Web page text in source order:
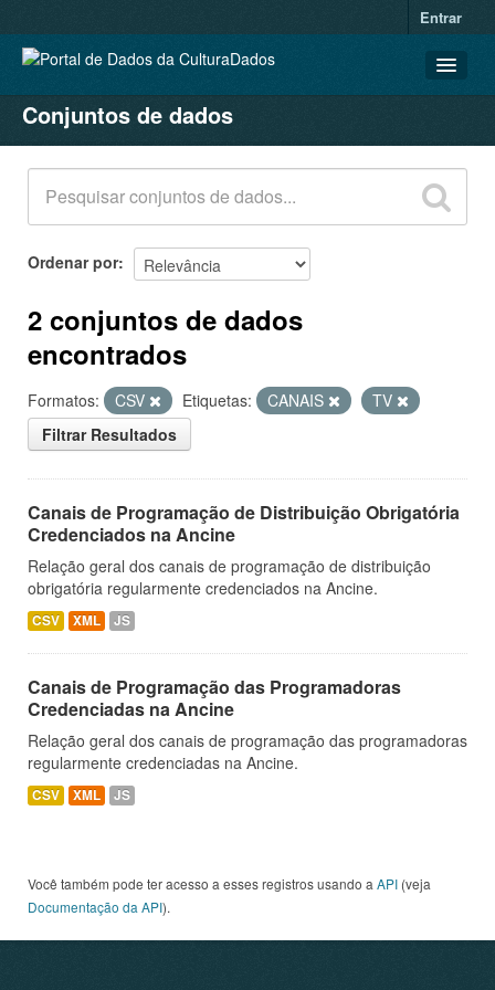
Entrar
CONJUNTOS DE DADOS
ORGANIZAÇÕES
GRUPOS
SOBRE
Conjuntos de dados
Ordenar por
2 conjuntos de dados
encontrados
Formatos: CSV Etiquetas: CANAIS
TV
Filtrar Resultados
Canais de Programação de Distribuição Obrigatória
Credenciados na Ancine
Relação geral dos canais de programação de distribuição
obrigatória regularmente credenciados na Ancine.
CSV XML JS
Canais de Programação das Programadoras
Credenciadas na Ancine
Relação geral dos canais de programação das programadoras
regularmente credenciadas na Ancine.
CSV XML JS
Você também pode ter acesso a esses registros usando a API (veja
Documentação da API).